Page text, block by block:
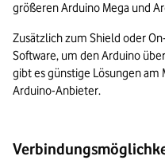
größeren Arduino Mega und
Zusätzlich zum Shield oder
Software, um den Arduino
gibt es günstige Lösungen
Arduino-Anbieter.